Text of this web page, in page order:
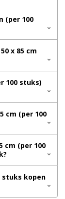
(per 100
x 85 cm
100 stuks)
cm (per 100
cm (per 100
stuks kopen